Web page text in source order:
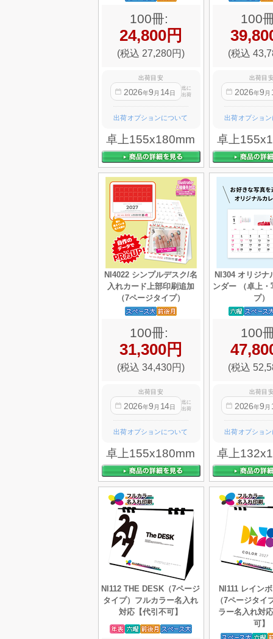
100冊:
24,800円
(税込 27,280円)
出荷目安
2026年9 月 14日
迄に
出荷
出荷オプションについて
卓上155x180mm
100
(税込
出荷目
2026年9 月
出荷オプショ
卓上
NI4022 シンプルデスク/名
入れカード上部印刷追加
（7ページタイプ）
100冊:
31,300円
(税込 34,430円)
出荷目安
2026年9 月 14日
迄に
出荷
出荷オプションについて
卓上155x180mm
NI304 オリジナ
ンダー （卓上
プ）
100
(税込
出荷目
2026年9 月
出荷オプショ
卓上
NI112 THE DESK（7ページ
タイプ）フルカラー名入れ
対応【代引不可】
NI111 レイン
（7ページタイ
ラー名入れ対
可】